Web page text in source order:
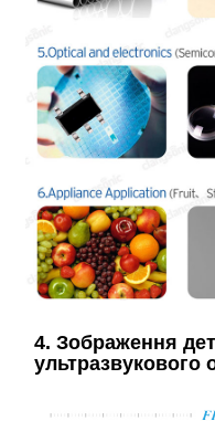
4. Зображення
ультразвукового